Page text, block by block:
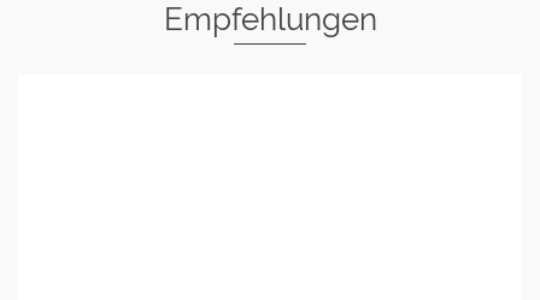
Empfehlungen